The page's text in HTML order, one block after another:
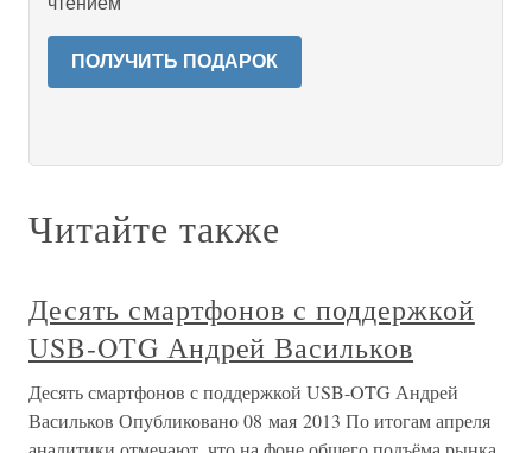
ПОЛУЧИТЬ ПОДАРОК
Читайте также
Десять смартфонов с поддержкой
USB-OTG Андрей Васильков
Десять смартфонов с поддержкой USB-OTG Андрей
Васильков Опубликовано 08 мая 2013 По итогам апреля